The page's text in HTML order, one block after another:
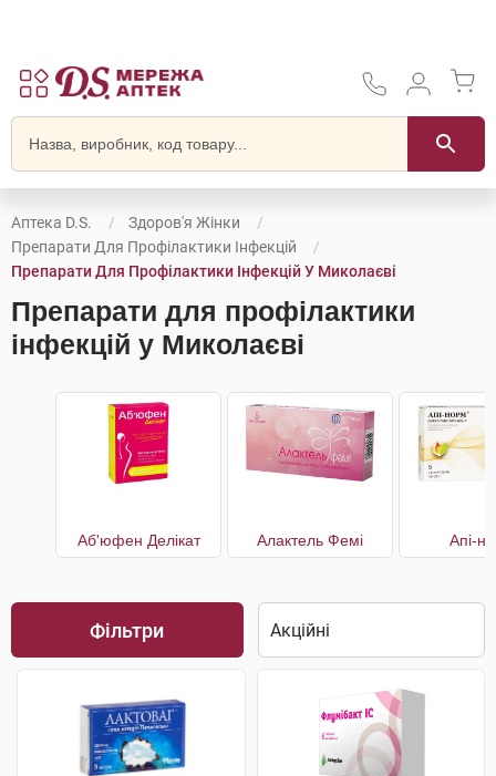
Аптека D.S.
Здоров'я Жінки
Препарати Для Профілактики Інфекцій
Препарати Для Профілактики Інфекцій У Миколаєві
Препарати для профілактики
інфекцій у Миколаєві
Аб'юфен Делікат Алактель Фемі Апі-
Фільтри